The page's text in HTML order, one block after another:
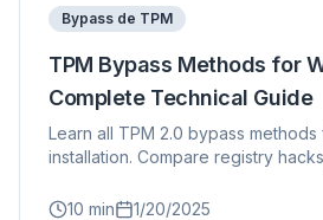
Bypass de TPM
TPM Bypass Methods for
Complete Technical Guide
Learn all TPM 2.0 bypass methods
installation. Compare registry
instructions.
10 min 1/20/2025